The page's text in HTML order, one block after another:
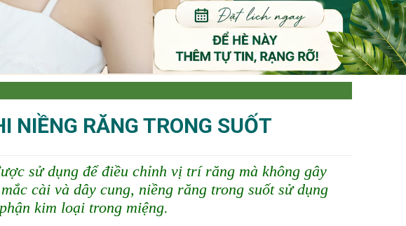
NIỀNG RĂNG TRONG SUỐT
sử dụng để điều chỉnh vị trí răng mà không gây
cài và dây cung, niềng răng trong suốt sử dụng
kim loại trong miệng.